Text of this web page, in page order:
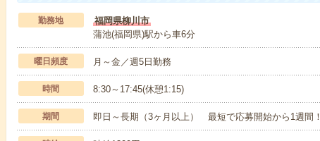
勤務地
福岡県柳川市
蒲池(福岡県)駅から車6分
曜日頻度 月～金／週5日勤務
時間 8:30～17:45(休憩1:15)
期間 即日～長期（3ヶ月以上） 最短で応募開始から1週間！